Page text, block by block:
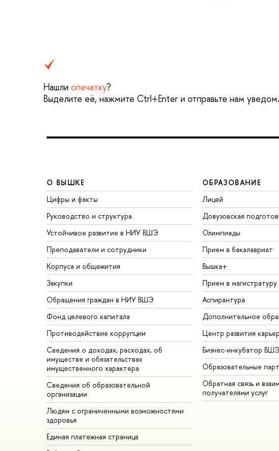
Нашли опечатку?
Выделите её, нажмите Ctrl+Enter и отправьте нам
О ВЫШКЕ
Цифры и факты
Руководство и структура
Устойчивое развитие в НИУ ВШЭ
Преподаватели и сотрудники
Корпуса и общежития
Закупки
Обращения граждан в НИУ ВШЭ
Фонд целевого капитала
Противодействие коррупции
Сведения о доходах, расходах, об
имуществе и обязательствах
имущественного характера
Сведения об образовательной
организации
Людям с ограниченными возможностями
здоровья
Единая платежная страница
ОБРАЗОВАНИЕ
Лицей
Довузовская
Олимпиады
Прием в бакалавриат
Вышка+
Прием в магистратуру
Аспирантура
Дополнительное
Центр развития
Бизнес-инкубатор ВШЭ
Образовательные
Обратная связь и
получателями услуг